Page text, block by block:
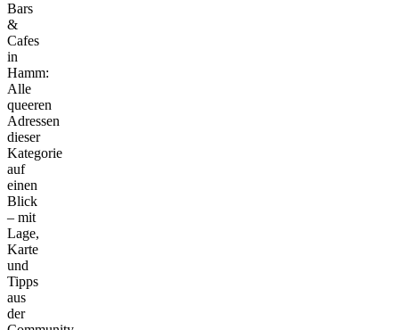
Bars
&
Cafes
in
Hamm:
Alle
queeren
Adressen
dieser
Kategorie
auf
einen
Blick
– mit
Lage,
Karte
und
Tipps
aus
der